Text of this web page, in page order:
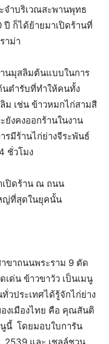
จำบริเวณสะพานพุทธ
ก็ได้ย้ายมาเปิดร้านที่
าม่า
นมุสลิมต้นแบบในการ
นตำรับที่ทำให้คนทั้ง
ม เช่น ข้าวหมกไก่สามสี
งคงออกร้านในงาน
มีร้านไก่ย่างจีระพันธ์
ชั่วโมง
เปิดร้าน ณ ถนน
ญ่ที่สุดในยุคนั้น
ขาถนนพระราม 9 ตัด
ด่น ข้าวขาวัว เป็นเมนู
วประเทศได้รู้จักไก่ย่าง
งเมืองไทย คือ คุณสันติ
นูนี้ โดยมอบใบการัน